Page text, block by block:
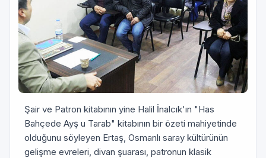
Şair ve Patron kitabının yine Halil İnalcık'ın "Has
Bahçede Ayş u Tarab" kitabının bir özeti mahiyetinde
olduğunu söyleyen Ertaş, Osmanlı saray kültürünün
gelişme evreleri, divan şuarası, patronun klasik